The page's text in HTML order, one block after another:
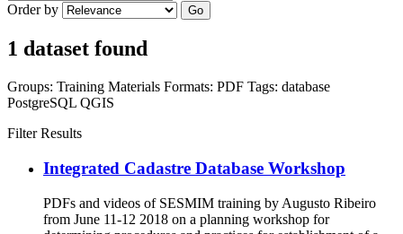
Order by Go
1 dataset found
Groups: Training Materials Formats: PDF Tags: database
PostgreSQL QGIS
Filter Results
Integrated Cadastre Database Workshop
PDFs and videos of SESMIM training by Augusto Ribeiro
from June 11-12 2018 on a planning workshop for